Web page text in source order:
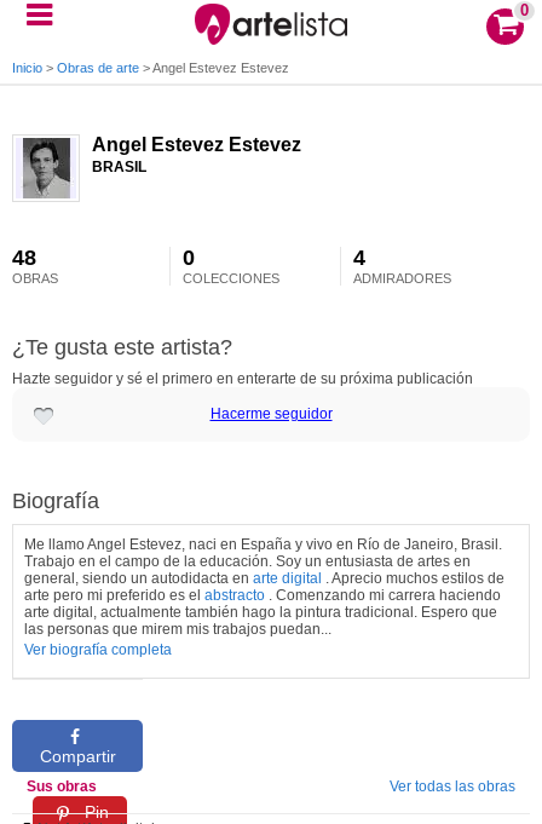
0
Inicio > Obras de arte >Angel Estevez Estevez
Angel Estevez Estevez
BRASIL
48
OBRAS
0
COLECCIONES
4
ADMIRADORES
¿Te gusta este artista?
Hazte seguidor y sé el primero en enterarte de su próxima publicación
Hacerme seguidor
Biografía
Me llamo Angel Estevez, naci en España y vivo en Río de Janeiro, Brasil.
Trabajo en el campo de la educación. Soy un entusiasta de artes en
general, siendo un autodidacta en arte digital . Aprecio muchos estilos de
arte pero mi preferido es el abstracto . Comenzando mi carrera haciendo
arte digital, actualmente también hago la pintura tradicional. Espero que
las personas que mirem mis trabajos puedan...
Ver biografía completa
Compartir
Pin
Sus obras Ver todas las obras